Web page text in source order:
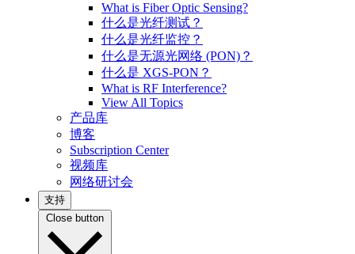
What is Fiber Optic Sensing?
什么是光纤测试？
什么是光纤监控？
什么是无源光网络 (PON)？
什么是 XGS-PON？
What is RF Interference?
View All Topics
产品库
博客
Subscription Center
视频库
网络研讨会
支持
Close button